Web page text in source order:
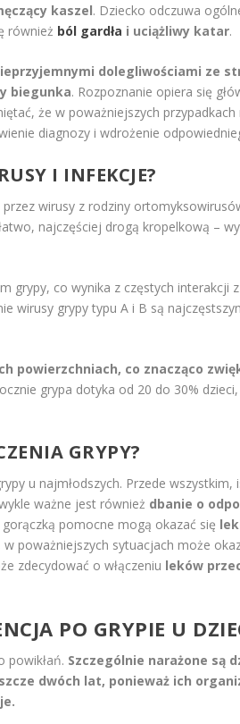
kaszel. Dziecko odczuwa
również ból gardła i uciążliwy katar.
dolegliwościami ze
biegunka. Rozpoznanie opiera się
że w poważniejszych
diagnozy i wdrożenie
I INFEKCJE?
przez wirusy z rodziny
najczęściej drogą kropelkową –
grypy, co wynika z częstych interakcji
wirusy grypy typu A i B są
powierzchniach, co znacząco
grypa dotyka od 20 do 30%
GRYPY?
u najmłodszych. Przede
ważne jest również dbanie o
pomocne mogą okazać się
poważniejszych sytuacjach może
zdecydować o włączeniu leków
PO GRYPIE U
powikłań. Szczególnie narażone są
dwóch lat, ponieważ ich